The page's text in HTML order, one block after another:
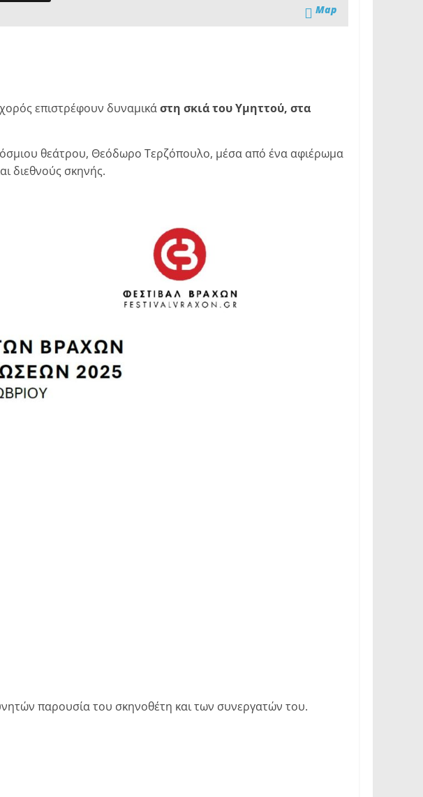
Map
επιστρέφουν δυναμικάστη σκιά του Υμηττού, στα
θεάτρου, Θεόδωρο Τερζόπουλο, μέσα από ένα αφιέρωμα
διεθνούς σκηνής.
παρουσία του σκηνοθέτη και των συνεργατών του.